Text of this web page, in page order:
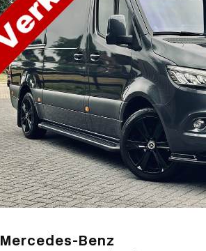
Mercedes-Benz